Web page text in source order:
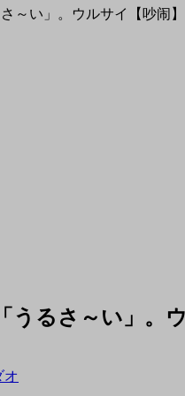
～い」。ウルサイ【吵闹】
うるさ～い」。
オ